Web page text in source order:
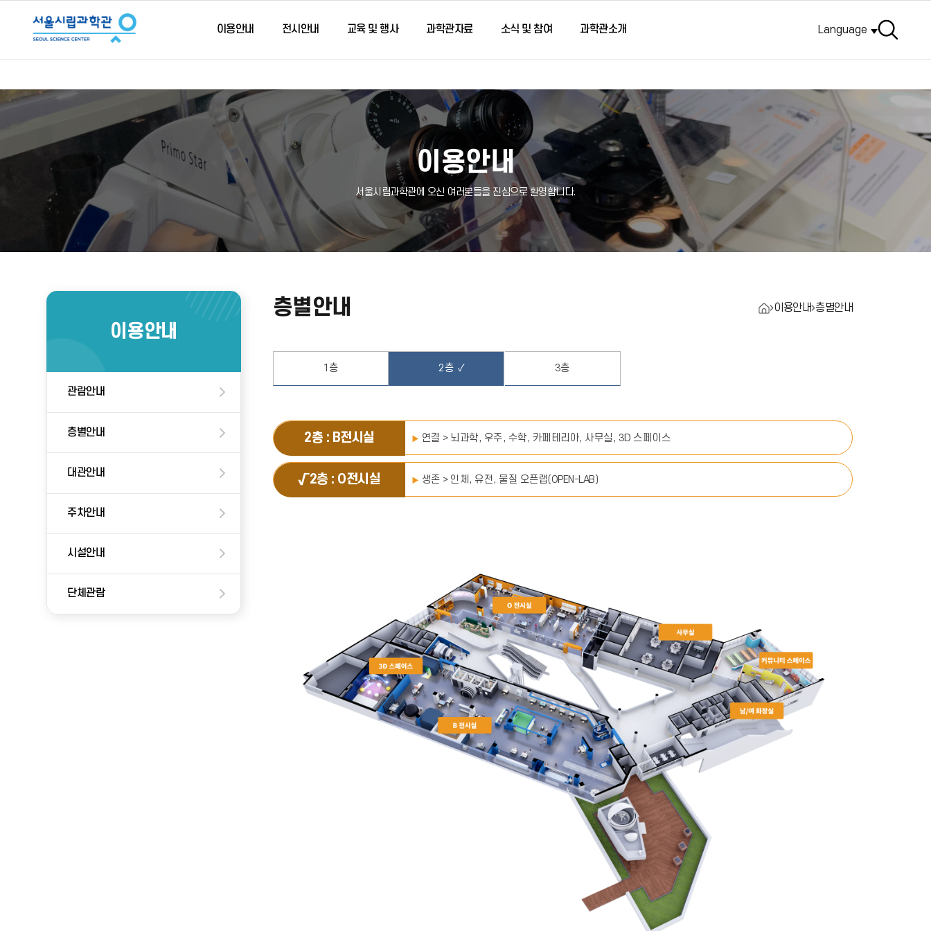
이용안내 전시안내 교육 및 행사 과학관자료 소식 및 참여 과학관소개 Language
이용안내
서울시립과학관에 오신 여러분들을 진심으로 환영합니다.
이용안내
관람안내
층별안내
대관안내
주차안내
시설안내
단체관람
층별안내 이용안내 층별안내
1층 2층
2층 : B전시실 연결 > 뇌과학, 우주, 수학, 카페테리아, 사무실, 3D 스페이스
√2층 : O전시실 생존 > 인체, 유전, 물질 오픈랩(OPEN-LAB)
3층